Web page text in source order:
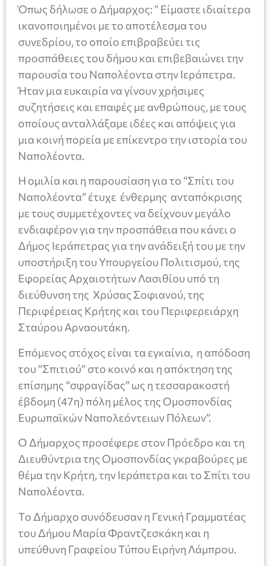
Όπως δήλωσε ο Δήμαρχος: ” Είμαστε ιδιαίτερα
ικανοποιημένοι με το αποτέλεσμα του
συνεδρίου, το οποίο επιβραβεύει τις
προσπάθειες του δήμου και επιβεβαιώνει την
παρουσία του Ναπολέοντα στην Ιεράπετρα.
Ήταν μια ευκαιρία να γίνουν χρήσιμες
συζητήσεις και επαφές με ανθρώπους, με τους
οποίους ανταλλάξαμε ιδέες και απόψεις για
μια κοινή πορεία με επίκεντρο την ιστορία του
Ναπολέοντα.
Η ομιλία και η παρουσίαση για το “Σπίτι του
Ναπολέοντα” έτυχε ένθερμης ανταπόκρισης
με τους συμμετέχοντες να δείχνουν μεγάλο
ενδιαφέρον για την προσπάθεια που κάνει ο
Δήμος Ιεράπετρας για την ανάδειξή του με την
υποστήριξη του Υπουργείου Πολιτισμού, της
Εφορείας Αρχαιοτήτων Λασιθίου υπό τη
διεύθυνση της Χρύσας Σοφιανού, της
Περιφέρειας Κρήτης και του Περιφερειάρχη
Σταύρου Αρναουτάκη.
Επόμενος στόχος είναι τα εγκαίνια, η απόδοση
του “Σπιτιού” στο κοινό και η απόκτηση της
επίσημης “σφραγίδας” ως η τεσσαρακοστή
έβδομη (47η) πόλη μέλος της Ομοσπονδίας
Ευρωπαϊκών Ναπολεόντειων Πόλεων”.
Ο Δήμαρχος προσέφερε στον Πρόεδρο και τη
Διευθύντρια της Ομοσπονδίας γκραβούρες με
θέμα την Κρήτη, την Ιεράπετρα και το Σπίτι του
Ναπολέοντα.
Το Δήμαρχο συνόδευσαν η Γενική Γραμματέας
του Δήμου Μαρία Φραντζεσκάκη και η
υπεύθυνη Γραφείου Τύπου Ειρήνη Λάμπρου.